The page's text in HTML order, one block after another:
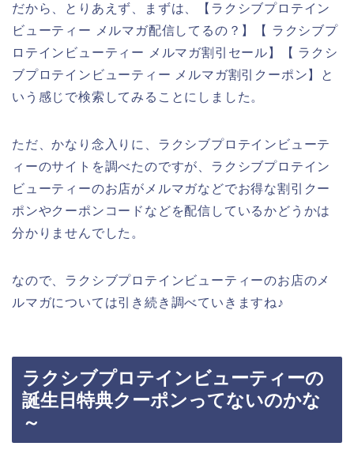
だから、とりあえず、まずは、【ラクシブプロテイン
ビューティー メルマガ配信してるの？】【 ラクシブプ
ロテインビューティー メルマガ割引セール】【 ラクシ
ブプロテインビューティー メルマガ割引クーポン】と
いう感じで検索してみることにしました。
ただ、かなり念入りに、ラクシブプロテインビューテ
ィーのサイトを調べたのですが、ラクシブプロテイン
ビューティーのお店がメルマガなどでお得な割引クー
ポンやクーポンコードなどを配信しているかどうかは
分かりませんでした。
なので、ラクシブプロテインビューティーのお店のメ
ルマガについては引き続き調べていきますね♪
ラクシブプロテインビューティーの
誕生日特典クーポンってないのかな
～